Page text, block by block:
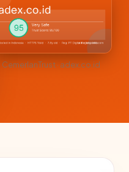
CemerlanTrust · adex.co.id